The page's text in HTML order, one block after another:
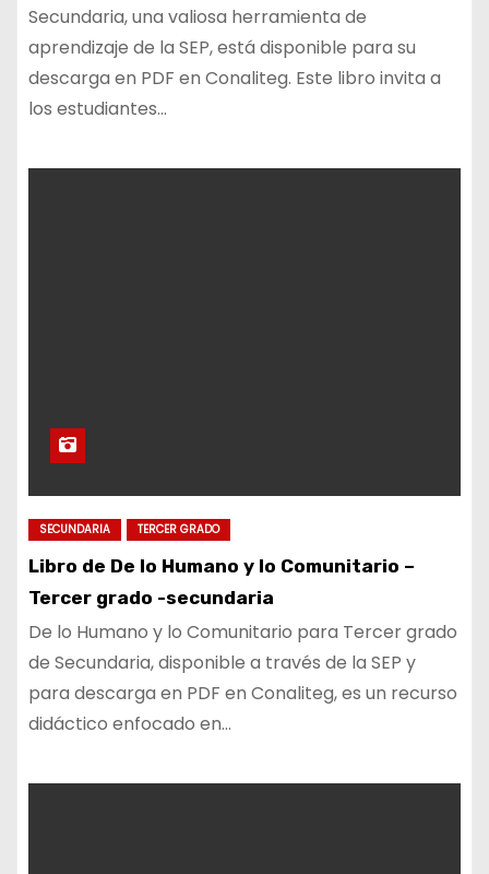
Secundaria, una valiosa herramienta de
aprendizaje de la SEP, está disponible para su
descarga en PDF en Conaliteg. Este libro invita a
los estudiantes…
SECUNDARIA TERCER GRADO
Libro de De lo Humano y lo Comunitario –
Tercer grado -secundaria
De lo Humano y lo Comunitario para Tercer grado
de Secundaria, disponible a través de la SEP y
para descarga en PDF en Conaliteg, es un recurso
didáctico enfocado en…